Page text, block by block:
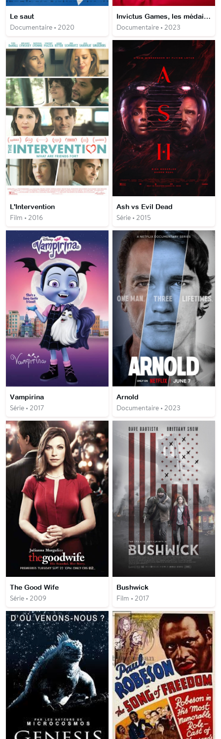
Le saut
Documentaire • 2020
Invictus Games, les médailles de la résilience
Documentaire • 2023
L'Intervention
Film • 2016
Ash vs Evil Dead
Série • 2015
Vampirina
Série • 2017
Arnold
Documentaire • 2023
The Good Wife
Série • 2009
Bushwick
Film • 2017